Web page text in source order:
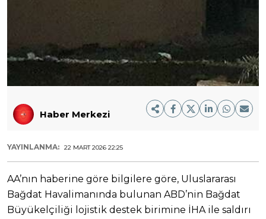
Haber Merkezi
YAYINLANMA: 22 MART 2026 22:25
AA’nın haberine göre bilgilere göre, Uluslararası
Bağdat Havalimanında bulunan ABD’nin Bağdat
Büyükelçiliği lojistik destek birimine İHA ile saldırı